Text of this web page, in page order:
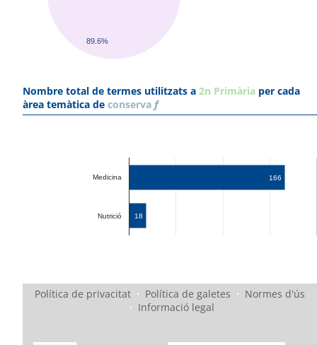
89.6%
Nombre total de termes utilitzats a 2n Primària per cada
àrea temàtica de conserva f
Medicina
Nutrició
166
18
Política de privacitat · Política de galetes · Normes d'ús
· Informació legal